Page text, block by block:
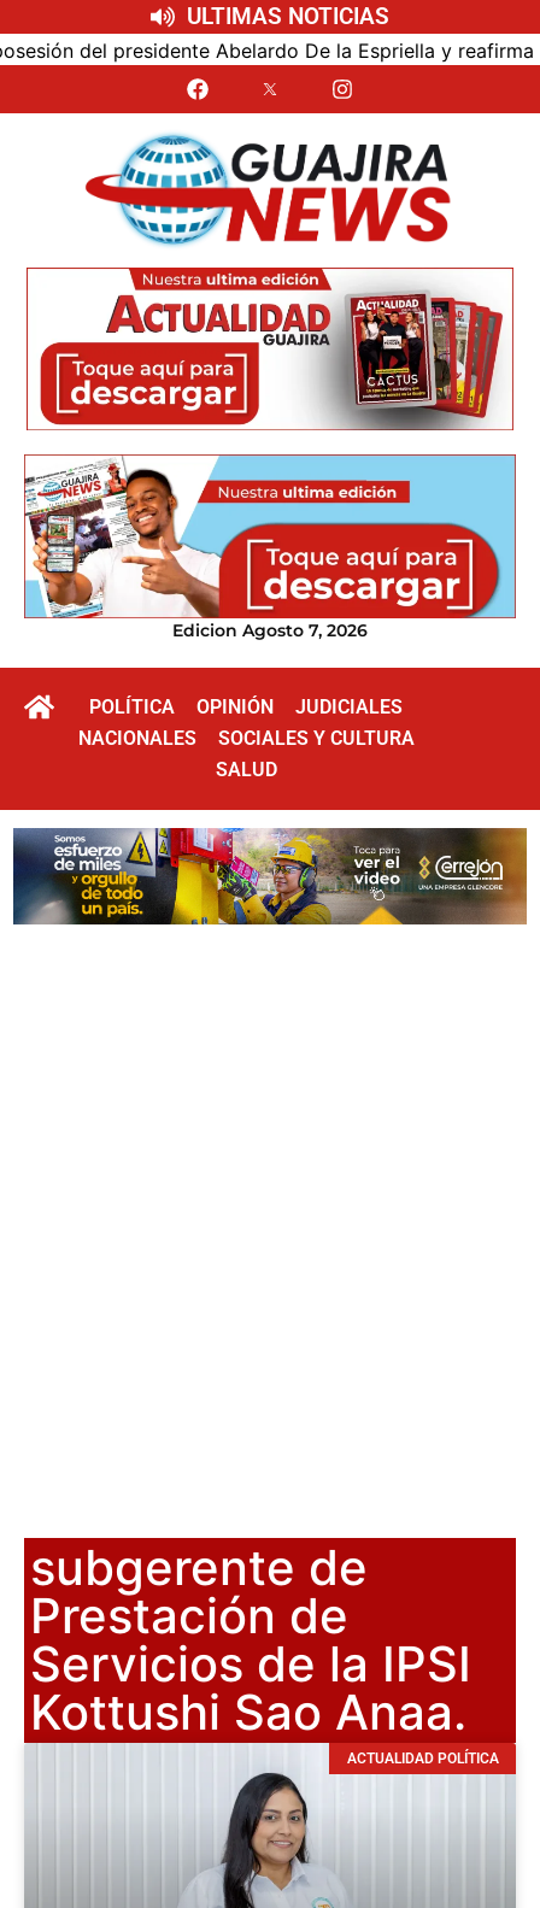
ULTIMAS NOTICIAS
del presidente Abelardo De la Espriella y reafirma su
Edicion Agosto 7, 2026
POLÍTICA OPINIÓN
JUDICIALES
NACIONALES
SOCIALES Y CULTURA
SALUD
subgerente de
Prestación de
Servicios de la IPSI
Kottushi Sao Anaa.
ACTUALIDAD POLÍTICA